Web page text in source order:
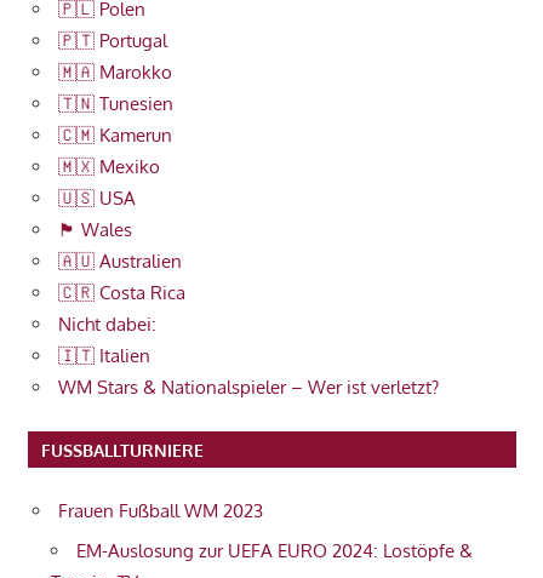
🇵🇱 Polen
🇵🇹 Portugal
🇲🇦 Marokko
🇹🇳 Tunesien
🇨🇲 Kamerun
🇲🇽 Mexiko
🇺🇸 USA
🏴󠁧󠁢󠁷󠁬󠁳󠁿 Wales
🇦🇺 Australien
🇨🇷 Costa Rica
Nicht dabei:
🇮🇹 Italien
WM Stars & Nationalspieler – Wer ist verletzt?
FUSSBALLTURNIERE
Frauen Fußball WM 2023
EM-Auslosung zur UEFA EURO 2024: Lostöpfe &